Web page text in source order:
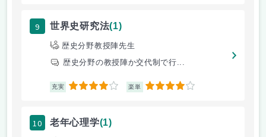
9 世界史研究法(1)
歴史分野教授陣先生
歴史分野の教授陣か交代制で行...
充実 4 楽単 4
10 老年心理学(1)